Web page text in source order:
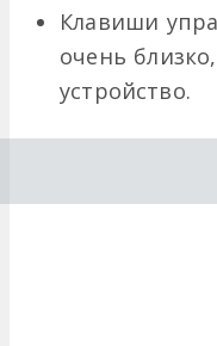
Клавиши
очень
устройство.